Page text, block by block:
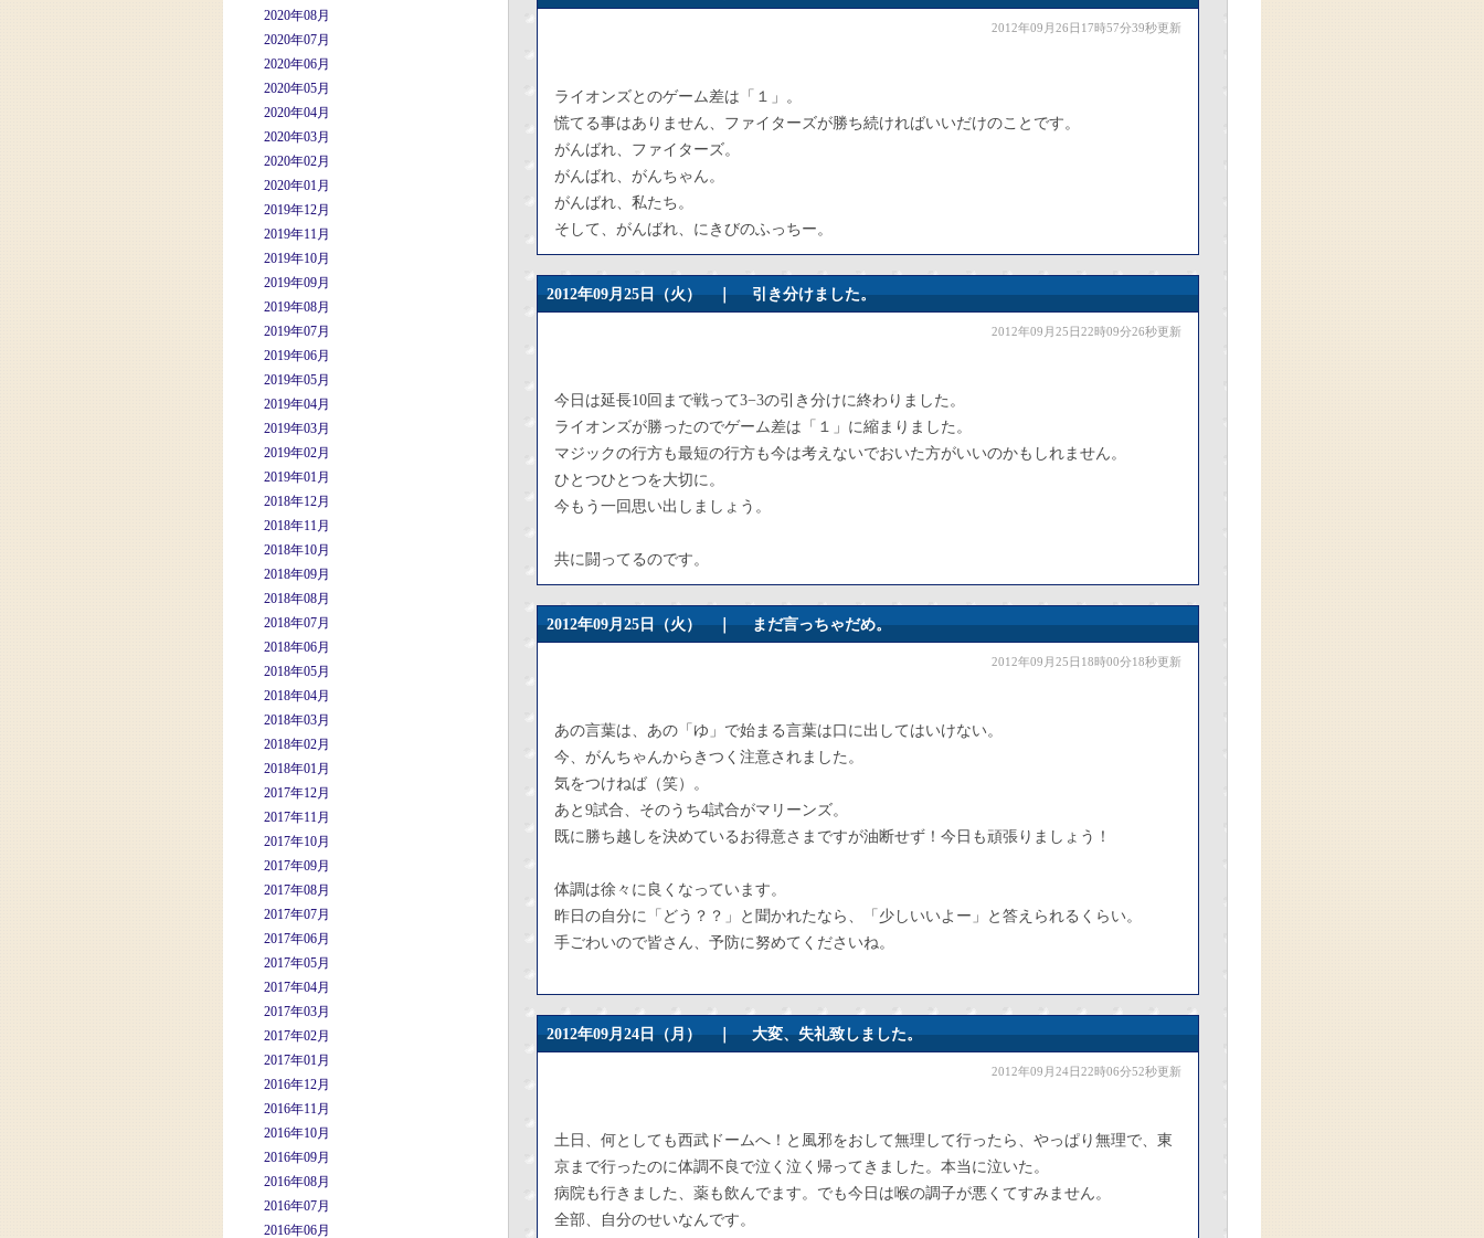
2020年08月
2020年07月
2020年06月
2020年05月
2020年04月
2020年03月
2020年02月
2020年01月
2019年12月
2019年11月
2019年10月
2019年09月
2019年08月
2019年07月
2019年06月
2019年05月
2019年04月
2019年03月
2019年02月
2019年01月
2018年12月
2018年11月
2018年10月
2018年09月
2018年08月
2018年07月
2018年06月
2018年05月
2018年04月
2018年03月
2018年02月
2018年01月
2017年12月
2017年11月
2017年10月
2017年09月
2017年08月
2017年07月
2017年06月
2017年05月
2017年04月
2017年03月
2017年02月
2017年01月
2016年12月
2016年11月
2016年10月
2016年09月
2016年08月
2016年07月
2016年06月
2012年09月26日17時57分39秒更新
ライオンズとのゲーム差は「１」。
慌てる事はありません、ファイターズが勝ち続ければいいだけのことです。
がんばれ、ファイターズ。
がんばれ、がんちゃん。
がんばれ、私たち。
そして、がんばれ、にきびのふっちー。
2012年09月25日（火） ｜引き分けました。
2012年09月25日22時09分26秒更新
今日は延長10回まで戦って3−3の引き分けに終わりました。
ライオンズが勝ったのでゲーム差は「１」に縮まりました。
マジックの行方も最短の行方も今は考えないでおいた方がいいのかもしれません。
ひとつひとつを大切に。
今もう一回思い出しましょう。
共に闘ってるのです。
2012年09月25日（火） ｜まだ言っちゃだめ。
2012年09月25日18時00分18秒更新
あの言葉は、あの「ゆ」で始まる言葉は口に出してはいけない。
今、がんちゃんからきつく注意されました。
気をつけねば（笑）。
あと9試合、そのうち4試合がマリーンズ。
既に勝ち越しを決めているお得意さまですが油断せず！今日も頑張りましょう！
体調は徐々に良くなっています。
昨日の自分に「どう？？」と聞かれたなら、「少しいいよー」と答えられるくらい。
手ごわいので皆さん、予防に努めてくださいね。
2012年09月24日（月） ｜大変、失礼致しました。
2012年09月24日22時06分52秒更新
土日、何としても西武ドームへ！と風邪をおして無理して行ったら、やっぱり無理で、東
京まで行ったのに体調不良で泣く泣く帰ってきました。本当に泣いた。
病院も行きました、薬も飲んでます。でも今日は喉の調子が悪くてすみません。
全部、自分のせいなんです。